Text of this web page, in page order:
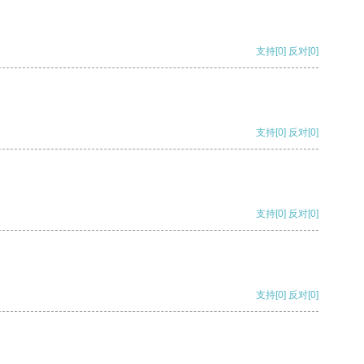
支持[0] 反对[0]
支持[0] 反对[0]
支持[0] 反对[0]
支持[0] 反对[0]